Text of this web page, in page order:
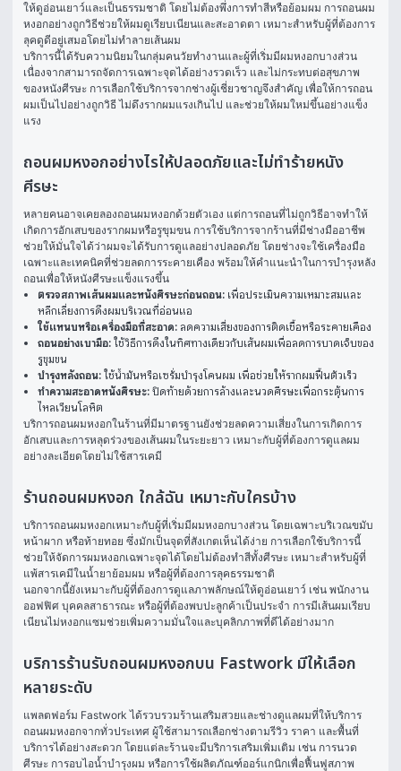
ให้ดูอ่อนเยาว์และเป็นธรรมชาติ โดยไม่ต้องพึ่งการทำสีหรือย้อมผม การถอนผม
หงอกอย่างถูกวิธีช่วยให้ผมดูเรียบเนียนและสะอาดตา เหมาะสำหรับผู้ที่ต้องการ
ลุคดูดีอยู่เสมอโดยไม่ทำลายเส้นผม
บริการนี้ได้รับความนิยมในกลุ่มคนวัยทำงานและผู้ที่เริ่มมีผมหงอกบางส่วน
เนื่องจากสามารถจัดการเฉพาะจุดได้อย่างรวดเร็ว และไม่กระทบต่อสุขภาพ
ของหนังศีรษะ การเลือกใช้บริการจากช่างผู้เชี่ยวชาญจึงสำคัญ เพื่อให้การถอน
ผมเป็นไปอย่างถูกวิธี ไม่ดึงรากผมแรงเกินไป และช่วยให้ผมใหม่ขึ้นอย่างแข็ง
แรง
ถอนผมหงอกอย่างไรให้ปลอดภัยและไม่ทำร้ายหนัง
ศีรษะ
หลายคนอาจเคยลองถอนผมหงอกด้วยตัวเอง แต่การถอนที่ไม่ถูกวิธีอาจทำให้
เกิดการอักเสบของรากผมหรือรูขุมขน การใช้บริการจากร้านที่มีช่างมืออาชีพ
ช่วยให้มั่นใจได้ว่าผมจะได้รับการดูแลอย่างปลอดภัย โดยช่างจะใช้เครื่องมือ
เฉพาะและเทคนิคที่ช่วยลดการระคายเคือง พร้อมให้คำแนะนำในการบำรุงหลัง
ถอนเพื่อให้หนังศีรษะแข็งแรงขึ้น
ตรวจสภาพเส้นผมและหนังศีรษะก่อนถอน: เพื่อประเมินความเหมาะสมและ
หลีกเลี่ยงการดึงผมบริเวณที่อ่อนแอ
ใช้แหนบหรือเครื่องมือที่สะอาด: ลดความเสี่ยงของการติดเชื้อหรือระคายเคือง
ถอนอย่างเบามือ: ใช้วิธีการดึงในทิศทางเดียวกับเส้นผมเพื่อลดการบาดเจ็บของ
รูขุมขน
บำรุงหลังถอน: ใช้น้ำมันหรือเซรั่มบำรุงโคนผม เพื่อช่วยให้รากผมฟื้นตัวเร็ว
ทำความสะอาดหนังศีรษะ: ปิดท้ายด้วยการล้างและนวดศีรษะเพื่อกระตุ้นการ
ไหลเวียนโลหิต
บริการถอนผมหงอกในร้านที่มีมาตรฐานยังช่วยลดความเสี่ยงในการเกิดการ
อักเสบและการหลุดร่วงของเส้นผมในระยะยาว เหมาะกับผู้ที่ต้องการดูแลผม
อย่างละเอียดโดยไม่ใช้สารเคมี
ร้านถอนผมหงอก ใกล้ฉัน เหมาะกับใครบ้าง
บริการถอนผมหงอกเหมาะกับผู้ที่เริ่มมีผมหงอกบางส่วน โดยเฉพาะบริเวณขมับ
หน้าผาก หรือท้ายทอย ซึ่งมักเป็นจุดที่สังเกตเห็นได้ง่าย การเลือกใช้บริการนี้
ช่วยให้จัดการผมหงอกเฉพาะจุดได้โดยไม่ต้องทำสีทั้งศีรษะ เหมาะสำหรับผู้ที่
แพ้สารเคมีในน้ำยาย้อมผม หรือผู้ที่ต้องการลุคธรรมชาติ
นอกจากนี้ยังเหมาะกับผู้ที่ต้องการดูแลภาพลักษณ์ให้ดูอ่อนเยาว์ เช่น พนักงาน
ออฟฟิศ บุคคลสาธารณะ หรือผู้ที่ต้องพบปะลูกค้าเป็นประจำ การมีเส้นผมเรียบ
เนียนไม่หงอกแซมช่วยเพิ่มความมั่นใจและบุคลิกภาพที่ดีได้อย่างมาก
บริการร้านรับถอนผมหงอกบน Fastwork มีให้เลือก
หลายระดับ
แพลตฟอร์ม Fastwork ได้รวบรวมร้านเสริมสวยและช่างดูแลผมที่ให้บริการ
ถอนผมหงอกจากทั่วประเทศ ผู้ใช้สามารถเลือกช่างตามรีวิว ราคา และพื้นที่
บริการได้อย่างสะดวก โดยแต่ละร้านจะมีบริการเสริมเพิ่มเติม เช่น การนวด
ศีรษะ การอบไอน้ำบำรุงผม หรือการใช้ผลิตภัณฑ์ออร์แกนิกเพื่อฟื้นฟูสภาพ